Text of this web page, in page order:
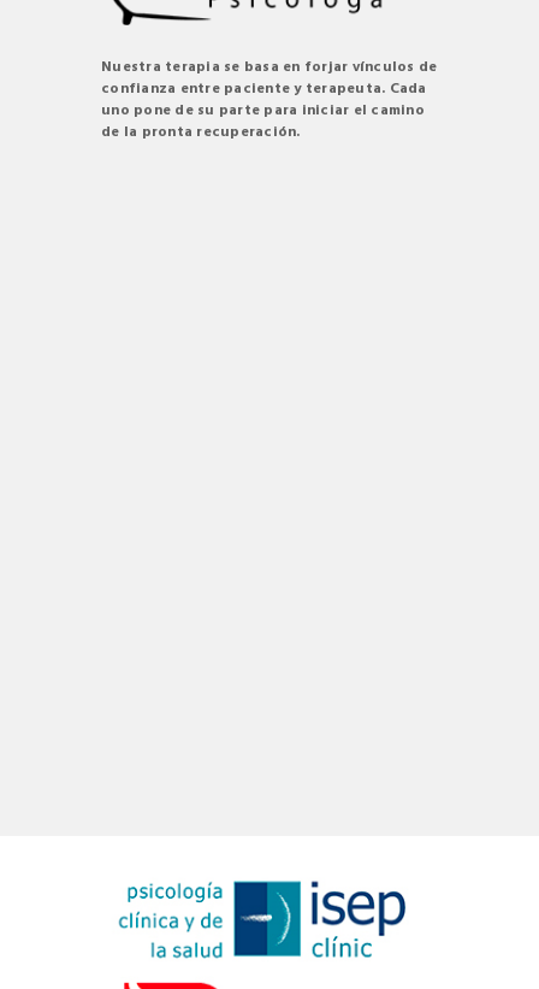
Nuestra terapia se basa en forjar vínculos de
confianza entre paciente y terapeuta. Cada
uno pone de su parte para iniciar el camino
de la pronta recuperación.